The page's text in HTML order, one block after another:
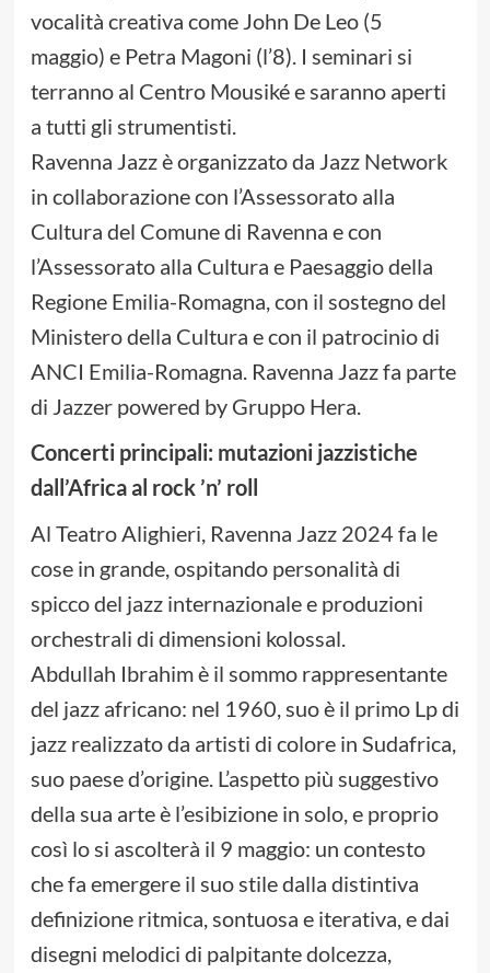
vocalità creativa come John De Leo (5
maggio) e Petra Magoni (l’8). I seminari si
terranno al Centro Mousiké e saranno aperti
a tutti gli strumentisti.
Ravenna Jazz è organizzato da Jazz Network
in collaborazione con l’Assessorato alla
Cultura del Comune di Ravenna e con
l’Assessorato alla Cultura e Paesaggio della
Regione Emilia-Romagna, con il sostegno del
Ministero della Cultura e con il patrocinio di
ANCI Emilia-Romagna. Ravenna Jazz fa parte
di Jazzer powered by Gruppo Hera.
Concerti principali: mutazioni jazzistiche
dall’Africa al rock ’n’ roll
Al Teatro Alighieri, Ravenna Jazz 2024 fa le
cose in grande, ospitando personalità di
spicco del jazz internazionale e produzioni
orchestrali di dimensioni kolossal.
Abdullah Ibrahim è il sommo rappresentante
del jazz africano: nel 1960, suo è il primo Lp di
jazz realizzato da artisti di colore in Sudafrica,
suo paese d’origine. L’aspetto più suggestivo
della sua arte è l’esibizione in solo, e proprio
così lo si ascolterà il 9 maggio: un contesto
che fa emergere il suo stile dalla distintiva
definizione ritmica, sontuosa e iterativa, e dai
disegni melodici di palpitante dolcezza,